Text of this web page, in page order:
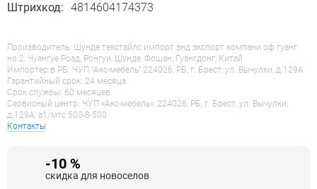
Штрихкод: 4814604174373
Производитель: Шунде текстайлс импорт энд экспорт компани оф гуанг
но.2, Чуангуе Роад, Ронгуи, Шунде, Фошан, Гуангдонг, Китай
Импортер в РБ: ЧУП "Акс-мебель" 224026, РБ, г. Брест, ул. Вычулки, д.129А
Гарантийный срок: 24 месяца
Срок службы: 60 месяцев
Сервисный центр: ЧУП «Акс-мебель», 224026, РБ, г. Брест, ул. Вычулки,
д.129А, a1/мтс 500-8-500
Контакты
-10 %
скидка для новоселов